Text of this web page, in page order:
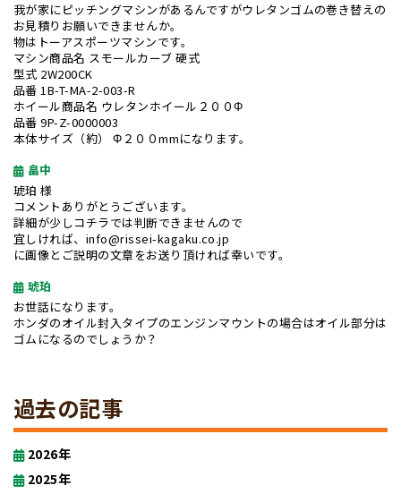
我が家にピッチングマシンがあるんですがウレタンゴムの巻き替えの
お見積りお願いできませんか。
物はトーアスポーツマシンです。
マシン商品名 スモールカーブ 硬式
型式 2W200CK
品番 1B-T-MA-2-003-R
ホイール商品名 ウレタンホイール２００Φ
品番 9P-Z-0000003
本体サイズ（約） Φ２００mmになります。
畠中
琥珀 様
コメントありがとうございます。
詳細が少しコチラでは判断できませんので
宜しければ、info@rissei-kagaku.co.jp
に画像とご説明の文章をお送り頂ければ幸いです。
琥珀
お世話になります。
ホンダのオイル封入タイプのエンジンマウントの場合はオイル部分は
ゴムになるのでしょうか？
過去の記事
2026年
2025年